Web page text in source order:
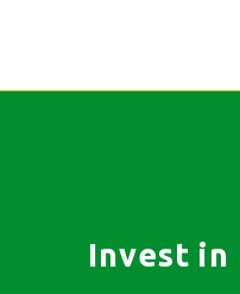
Invest in